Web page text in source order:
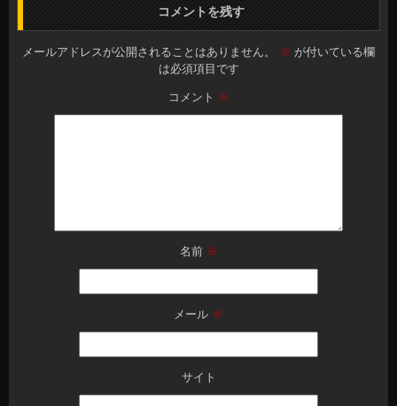
コメントを残す
メールアドレスが公開されることはありません。 ※ が付いている欄
は必須項目です
コメント ※
名前 ※
メール ※
サイト